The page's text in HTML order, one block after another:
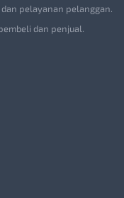
pelayanan pelanggan.
dan penjual.